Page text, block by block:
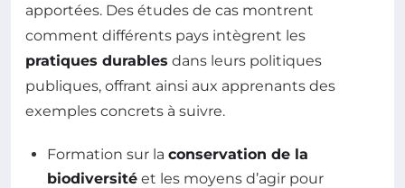
apportées. Des études de cas montrent
comment différents pays intègrent les
pratiques durables dans leurs politiques
publiques, offrant ainsi aux apprenants des
exemples concrets à suivre.
Formation sur la conservation de la
biodiversité et les moyens d’agir pour